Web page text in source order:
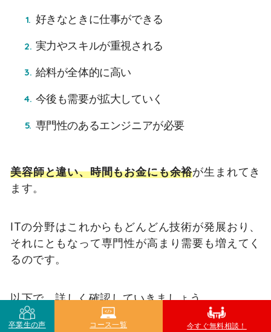
好きなときに仕事ができる
実力やスキルが重視される
給料が全体的に高い
今後も需要が拡大していく
専門性のあるエンジニアが必要
美容師と違い、時間もお金にも余裕が生まれてき
ます。
ITの分野はこれからもどんどん技術が発展おり、
それにともなって専門性が高まり需要も増えてく
るのです。
以下で、詳しく確認していきましょう。
卒業生の声 コース一覧 今すぐ無料相談！